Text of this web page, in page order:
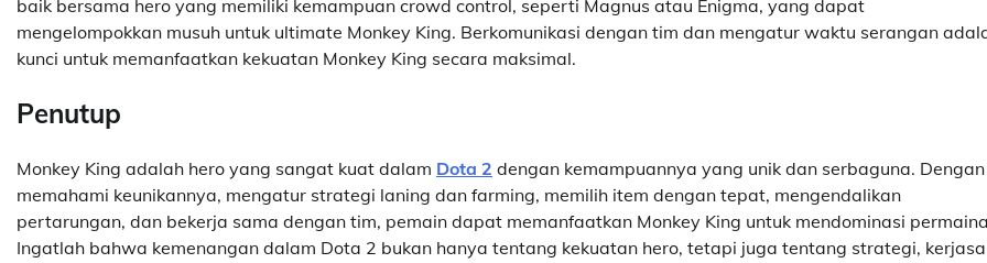
baik bersama hero yang memiliki kemampuan crowd control, seperti Magnus atau Enigma, yang dapat
mengelompokkan musuh untuk ultimate Monkey King. Berkomunikasi dengan tim dan mengatur waktu serangan
kunci untuk memanfaatkan kekuatan Monkey King secara maksimal.
Penutup
Monkey King adalah hero yang sangat kuat dalam Dota 2 dengan kemampuannya yang unik dan serbaguna. Dengan
memahami keunikannya, mengatur strategi laning dan farming, memilih item dengan tepat, mengendalikan
pertarungan, dan bekerja sama dengan tim, pemain dapat memanfaatkan Monkey King untuk mendominasi
Ingatlah bahwa kemenangan dalam Dota 2 bukan hanya tentang kekuatan hero, tetapi juga tentang strategi,